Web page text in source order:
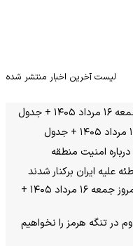
لیست آخرین اخبار منتشر شده
جدول
امنیت منطقه
قیمت بیت کوین و ارز‌های دیجیتال امروز جمعه ۱۶ مرداد ۱۴۰۵ +
در تنگه هرمز را نخواهیم